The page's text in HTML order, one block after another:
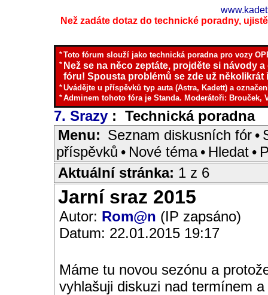
Než zadáte dotaz do technické poradny,
*Toto fórum slouží jako technická poradna pro vozy
* Než se na něco zeptáte, projděte si návody
fóru! Spousta problémů se zde už několikrát
*Uvádějte u příspěvků typ auta (Astra, Kadett) a
*Adminem tohoto fóra je Standa. Moderátoři: Brouček,
7. Srazy : Technická poradna
Menu: Seznam diskusních fór •
příspěvků • Nové téma • Hledat •
Aktuální stránka: 1 z 6
Jarní sraz 2015
Autor: Rom@n (IP zapsáno)
Datum: 22.01.2015 19:17
Máme tu novou sezónu a
vyhlašuji diskuzi nad termínem